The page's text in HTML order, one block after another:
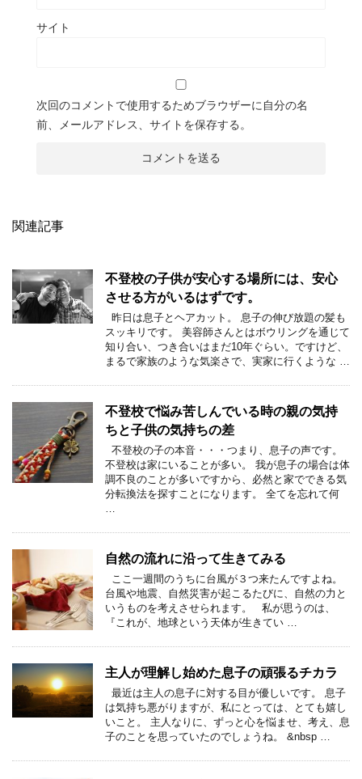
サイト
次回のコメントで使用するためブラウザーに自分の名
前、メールアドレス、サイトを保存する。
関連記事
不登校の子供が安心する場所には、安心
させる方がいるはずです。
昨日は息子とヘアカット。 息子の伸び放題の髪も
スッキリです。 美容師さんとはボウリングを通じて
知り合い、つき合いはまだ10年ぐらい。ですけど、
まるで家族のような気楽さで、実家に行くような …
不登校で悩み苦しんでいる時の親の気持
ちと子供の気持ちの差
不登校の子の本音・・・つまり、息子の声です。
不登校は家にいることが多い。 我が息子の場合は体
調不良のことが多いですから、必然と家でできる気
分転換法を探すことになります。 全てを忘れて何
…
自然の流れに沿って生きてみる
ここ一週間のうちに台風が３つ来たんですよね。
台風や地震、自然災害が起こるたびに、自然の力と
いうものを考えさせられます。 私が思うのは、
『これが、地球という天体が生きてい …
主人が理解し始めた息子の頑張るチカラ
最近は主人の息子に対する目が優しいです。 息子
は気持ち悪がりますが、私にとっては、とても嬉し
いこと。 主人なりに、ずっと心を悩ませ、考え、息
子のことを思っていたのでしょうね。 &nbsp …